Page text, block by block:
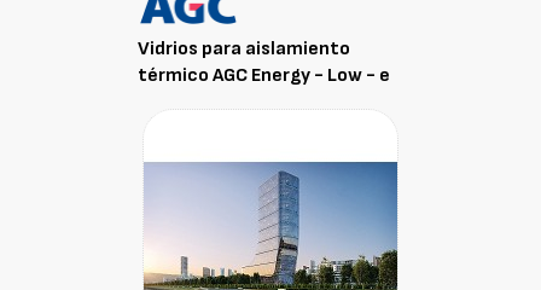
Vidrios para aislamiento
térmico AGC Energy - Low - e